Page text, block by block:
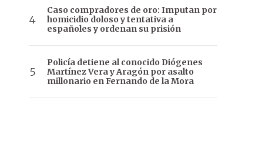
Caso compradores de oro: Imputan por
homicidio doloso y tentativa a
españoles y ordenan su prisión
Policía detiene al conocido Diógenes
Martínez Vera y Aragón por asalto
millonario en Fernando de la Mora